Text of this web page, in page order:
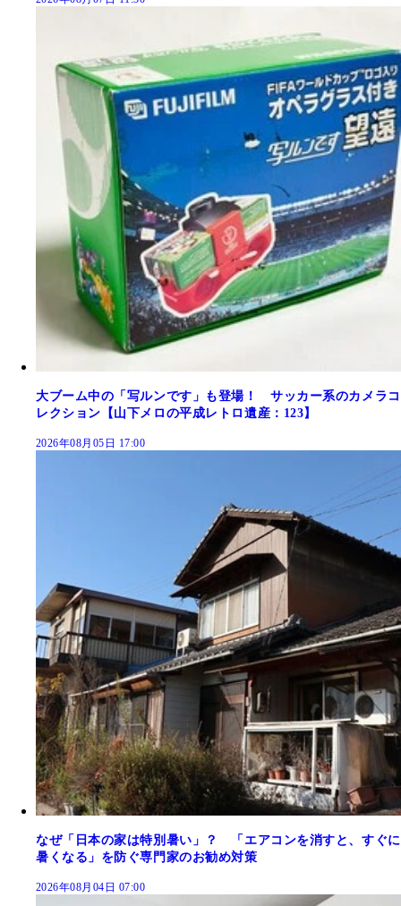
大ブーム中の「写ルンです」も登場！ サッカー系のカメラコ
レクション【山下メロの平成レトロ遺産：123】
2026年08月05日 17:00
なぜ「日本の家は特別暑い」？ 「エアコンを消すと、すぐに
暑くなる」を防ぐ専門家のお勧め対策
2026年08月04日 07:00